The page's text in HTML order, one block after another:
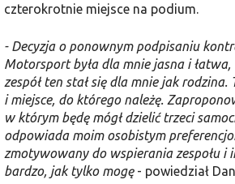
czterokrotnie miejsce na podium.
- Decyzja o ponownym podpisaniu
Motorsport była dla mnie jasna i
zespół ten stał się dla mnie jak rodzina.
i miejsce, do którego należę.
w którym będę mógł dzielić trzeci
odpowiada moim osobistym
zmotywowany do wspierania zespołu i
bardzo, jak tylko mogę- powiedział